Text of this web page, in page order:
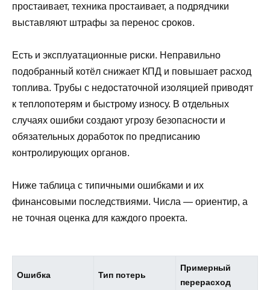
простаивает, техника простаивает, а подрядчики
выставляют штрафы за перенос сроков.
Есть и эксплуатационные риски. Неправильно
подобранный котёл снижает КПД и повышает расход
топлива. Трубы с недостаточной изоляцией приводят
к теплопотерям и быстрому износу. В отдельных
случаях ошибки создают угрозу безопасности и
обязательных доработок по предписанию
контролирующих органов.
Ниже таблица с типичными ошибками и их
финансовыми последствиями. Числа — ориентир, а
не точная оценка для каждого проекта.
Ошибка Тип потерь
Примерный
перерасход